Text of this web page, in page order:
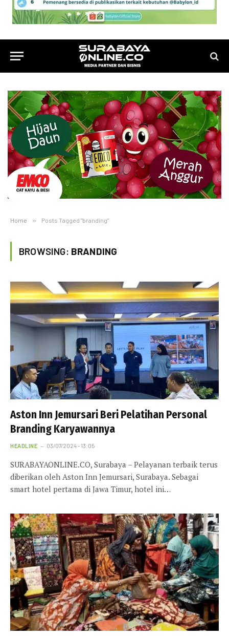
Home » Posts Tagged "branding"
BROWSING: BRANDING
Aston Inn Jemursari Beri Pelatihan Personal
Branding Karyawannya
HEADLINE 03/07/2024 - 13:05
SURABAYAONLINE.CO, Surabaya – Pelayanan terbaik terus
diberikan oleh Aston Inn Jemursari, Surabaya. Sebagai
smart hotel pertama di Jawa Timur, hotel ini…